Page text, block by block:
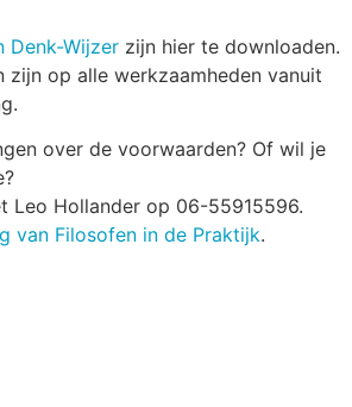
Denk-Wijzer zijn hier te downloaden.
zijn op alle werkzaamheden vanuit
over de voorwaarden? Of wil je
Leo Hollander op 06-55915596.
van Filosofen in de Praktijk.